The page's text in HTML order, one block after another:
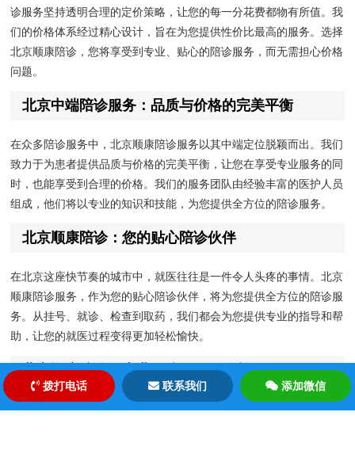
诊服务坚持透明合理的定价策略，让您的每一分花费都物有所值。我
们的价格体系经过精心设计，旨在为您提供性价比最高的服务。选择
北京顺康陪诊，您将享受到专业、贴心的陪诊服务，而无需担心价格
问题。
北京中端陪诊服务：品质与价格的完美平衡
在众多陪诊服务中，北京顺康陪诊服务以其中端定位脱颖而出。我们
致力于为患者提供品质与价格的完美平衡，让您在享受专业服务的同
时，也能享受到合理的价格。我们的服务团队由经验丰富的医护人员
组成，他们将以专业的知识和技能，为您提供全方位的陪诊服务。
北京顺康陪诊：您的贴心陪诊伙伴
在北京这座快节奏的城市中，就医往往是一件令人头疼的事情。北京
顺康陪诊服务，作为您的贴心陪诊伙伴，将为您提供全方位的陪诊服
务。从挂号、就诊、检查到取药，我们都会为您提供专业的指导和帮
助，让您的就医过程变得更加轻松愉快。
北京顺康陪诊：专业团队，值得信赖
北京顺康陪诊服务拥有一支专业的服务团队，他们均经过严格的培训
拨打电话 联系我们 添加微信